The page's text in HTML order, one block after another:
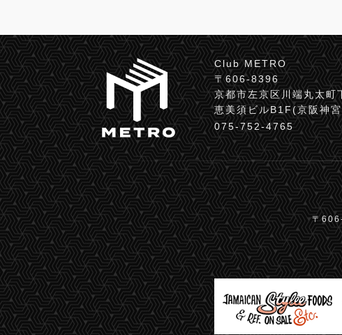
Club METRO
〒606-8396
京都市左京区川端丸太町
恵美須ビルB1F(京阪神
075-752-4765
〒